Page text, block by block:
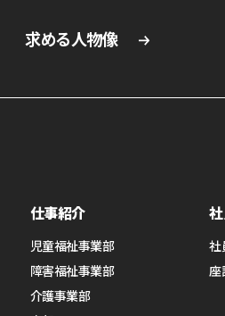
求める人物像
仕事紹介
児童福祉事業部
障害福祉事業部
介護事業部
社
座